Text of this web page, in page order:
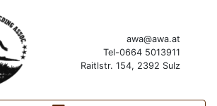
awa@awa.at
Tel-0664 5013911
Raitlstr. 154, 2392 Sulz